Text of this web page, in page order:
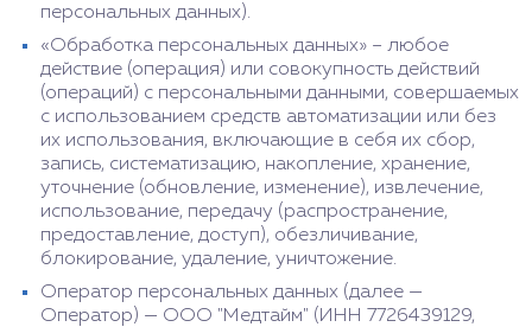
персональных данных).
«Обработка персональных данных» – любое
действие (операция) или совокупность действий
(операций) с персональными данными, совершаемых
с использованием средств автоматизации или без
их использования, включающие в себя их сбор,
запись, систематизацию, накопление, хранение,
уточнение (обновление, изменение), извлечение,
использование, передачу (распространение,
предоставление, доступ), обезличивание,
блокирование, удаление, уничтожение.
Оператор персональных данных (далее —
Оператор) — ООО "Медтайм" (ИНН 7726439129,